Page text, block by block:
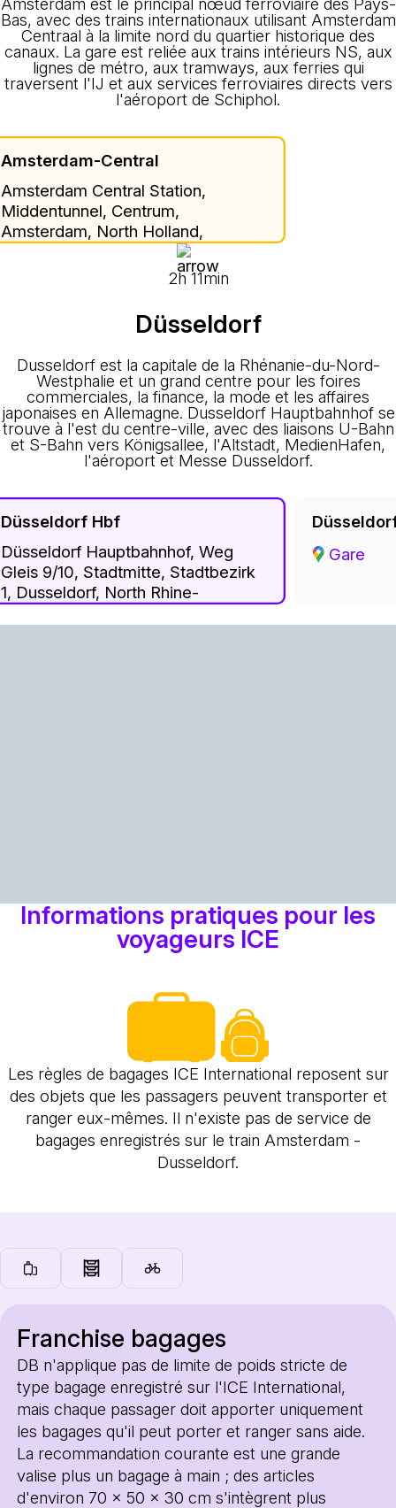
Bas, avec des trains internationaux utilisant Amsterdam
Centraal à la limite nord du quartier historique des
canaux. La gare est reliée aux trains intérieurs NS, aux
lignes de métro, aux tramways, aux ferries qui
traversent l'IJ et aux services ferroviaires directs vers
l'aéroport de Schiphol.
Amsterdam-Central
Amsterdam Central Station,
Middentunnel, Centrum,
Amsterdam, North Holland,
Netherlands, 1012 AB, Netherlands
2h 11min
Düsseldorf
Dusseldorf est la capitale de la Rhénanie-du-Nord-
Westphalie et un grand centre pour les foires
commerciales, la finance, la mode et les affaires
japonaises en Allemagne. Dusseldorf Hauptbahnhof se
trouve à l'est du centre-ville, avec des liaisons U-Bahn
et S-Bahn vers Königsallee, l'Altstadt, MedienHafen,
l'aéroport et Messe Dusseldorf.
Düsseldorf Hbf
Düsseldorf Hauptbahnhof, Weg
Gleis 9/10, Stadtmitte, Stadtbezirk
1, Dusseldorf, North Rhine-
Gare
Informations pratiques pour les
voyageurs ICE
Les règles de bagages ICE International reposent sur
des objets que les passagers peuvent transporter et
ranger eux-mêmes. Il n'existe pas de service de
bagages enregistrés sur le train Amsterdam -
Dusseldorf.
Franchise bagages
DB n'applique pas de limite de poids stricte de
type bagage enregistré sur l'ICE International,
mais chaque passager doit apporter uniquement
les bagages qu'il peut porter et ranger sans aide.
La recommandation courante est une grande
valise plus un bagage à main ; des articles
d'environ 70 x 50 x 30 cm s'intègrent plus